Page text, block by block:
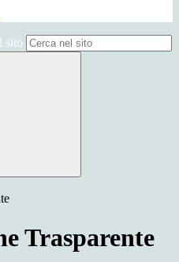
sito
Trasparente